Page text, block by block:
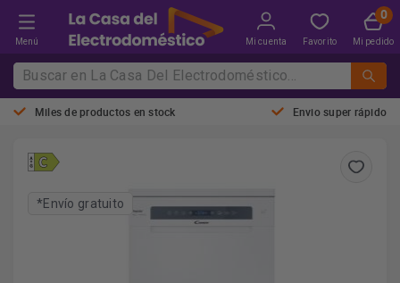
Menú Mi cuenta Favorito Mi pedido
Miles de productos en stock Envio super rápido
*Envío gratuito